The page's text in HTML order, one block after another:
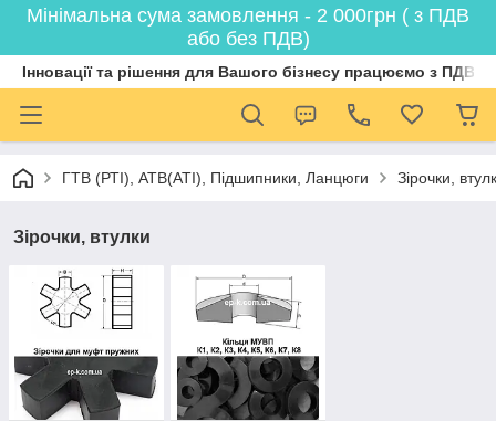
Мінімальна сума замовлення - 2 000грн ( з ПДВ
або без ПДВ)
Інновації та рішення для Вашого бізнесу працюємо з ПДВ
ГТВ (РТI), АТВ(АТI), Пiдшипники, Ланцюги Зірочки,
Зірочки, втулки